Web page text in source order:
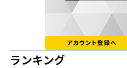
ランキング